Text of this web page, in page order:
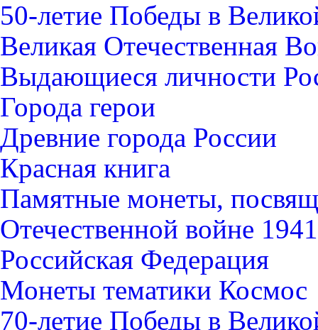
50-летие Победы в
Великая Отечественная
Выдающиеся личности
Города герои
Древние города России
Красная книга
Памятные монеты,
Отечественной войне
Российская Федерация
Монеты тематики Космос
70-летие Победы в